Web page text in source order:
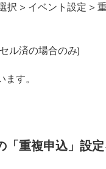
択 > イベント設定 >
ル済の場合のみ)
す。
「重複申込」設